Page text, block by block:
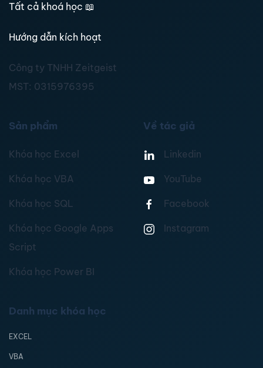
Tất cả khoá học 📖
Hướng dẫn kích hoạt
Công ty TNHH Zeitgeist
MST: 0315976395
Sản phẩm
Khóa học Excel
Khóa học VBA
Khóa học SQL
Khóa học Google Apps
Script
Khóa học Power BI
Về tác giả
Linkedin
YouTube
Facebook
Instagram
Danh mục khóa học
EXCEL
VBA